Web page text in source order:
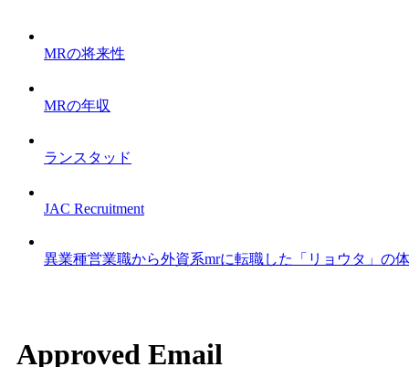
MRの将来性
MRの年収
ランスタッド
JAC Recruitment
異業種営業職から外資系mrに転職した「リョウタ」の
Approved Email